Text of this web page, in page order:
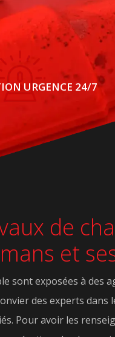
URGENCE 24/7
de
et
sont exposées à des
des experts
Pour avoir les